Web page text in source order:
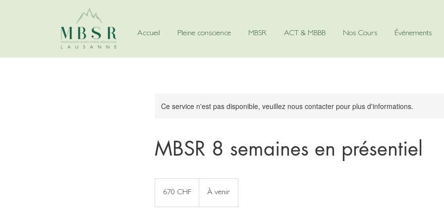
Ce service n'est pas disponible, veuillez nous contacter pour plus d'informations.
MBSR 8 semaines en présentiel
suisses
670 CHF À venir
Accueil Pleine conscience MBSR ACT & MBBB Nos Cours Événements